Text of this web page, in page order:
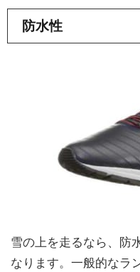
防水性
雪の上を走るなら、防
なります。一般的なラ